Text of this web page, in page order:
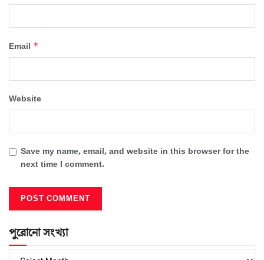
Email *
Website
Save my name, email, and website in this browser for the
next time I comment.
পুরোনো সংখ্যা